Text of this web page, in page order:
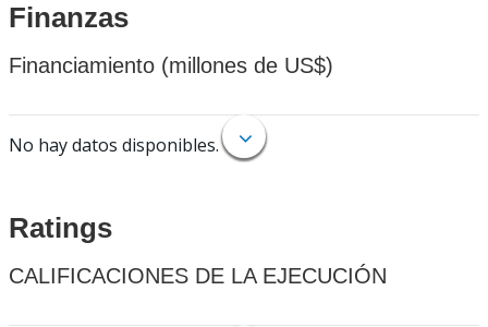
Finanzas
Financiamiento (millones de US$)
No hay datos disponibles.
Ratings
CALIFICACIONES DE LA EJECUCIÓN